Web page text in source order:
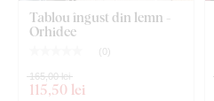
Tablou îngust din lemn -
Orhidee
( 0 )
115,50 lei
165,00 lei